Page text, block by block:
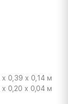
0,39 х 0,14 м
0,20 х 0,04 м